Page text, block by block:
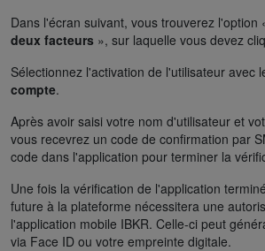
Dans l'écran suivant, vous trouverez l'option
deux facteurs », sur laquelle vous devez
Sélectionnez l'activation de l'utilisateur avec
compte.
Après avoir saisi votre nom d'utilisateur et
vous recevrez un code de confirmation par
code dans l'application pour terminer la
Une fois la vérification de l'application
future à la plateforme nécessitera une
l'application mobile IBKR. Celle-ci peut
via Face ID ou votre empreinte digitale.